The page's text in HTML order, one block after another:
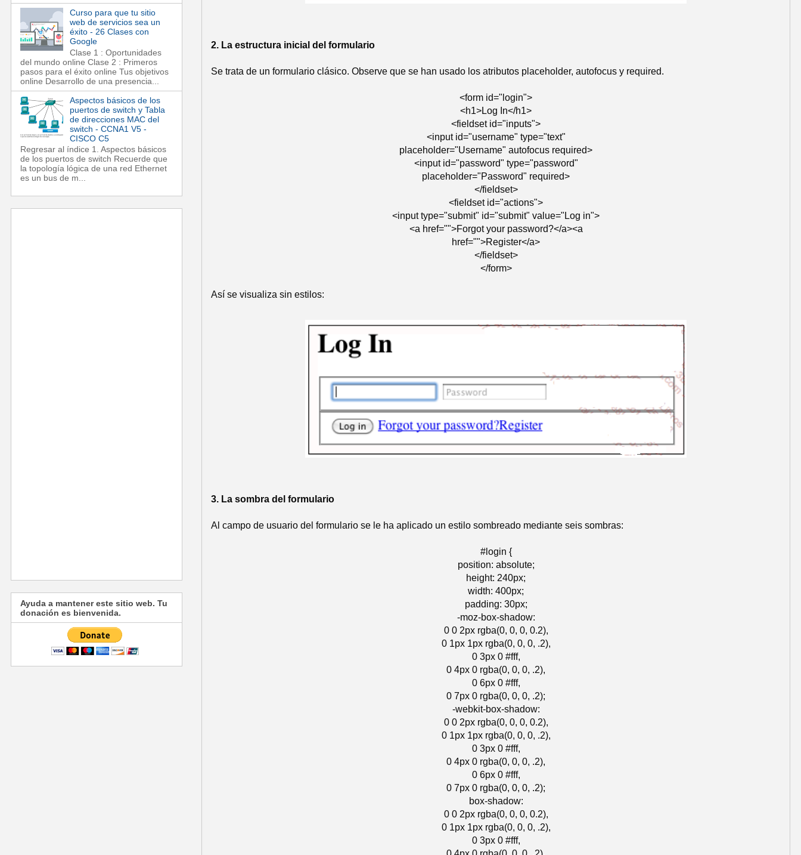
2. La estructura inicial del formulario
Se trata de un formulario clásico. Observe que se han usado los atributos placeholder, autofocus y required.
<form id="login">
<h1>Log In</h1>
<fieldset id="inputs">
<input id="username" type="text"
placeholder="Username" autofocus required>
<input id="password" type="password"
placeholder="Password" required>
</fieldset>
<fieldset id="actions">
<input type="submit" id="submit" value="Log in">
<a href="">Forgot your password?</a><a
href="">Register</a>
</fieldset>
</form>
Así se visualiza sin estilos:
3. La sombra del formulario
Al campo de usuario del formulario se le ha aplicado un estilo sombreado mediante seis sombras:
#login {
position: absolute;
height: 240px;
width: 400px;
padding: 30px;
-moz-box-shadow:
0 0 2px rgba(0, 0, 0, 0.2),
0 1px 1px rgba(0, 0, 0, .2),
0 3px 0 #fff,
0 4px 0 rgba(0, 0, 0, .2),
0 6px 0 #fff,
0 7px 0 rgba(0, 0, 0, .2);
-webkit-box-shadow:
0 0 2px rgba(0, 0, 0, 0.2),
0 1px 1px rgba(0, 0, 0, .2),
0 3px 0 #fff,
0 4px 0 rgba(0, 0, 0, .2),
0 6px 0 #fff,
0 7px 0 rgba(0, 0, 0, .2);
box-shadow:
0 0 2px rgba(0, 0, 0, 0.2),
0 1px 1px rgba(0, 0, 0, .2),
0 3px 0 #fff,
Curso para que tu sitio
web de servicios sea un
éxito - 26 Clases con
Google
Clase 1 : Oportunidades
del mundo online Clase 2 : Primeros
pasos para el éxito online Tus objetivos
online Desarrollo de una presencia...
Aspectos básicos de los
puertos de switch y Tabla
de direcciones MAC del
switch - CCNA1 V5 -
CISCO C5
Regresar al índice 1. Aspectos básicos
de los puertos de switch Recuerde que
la topología lógica de una red Ethernet
es un bus de m...
Ayuda a mantener este sitio web. Tu
donación es bienvenida.